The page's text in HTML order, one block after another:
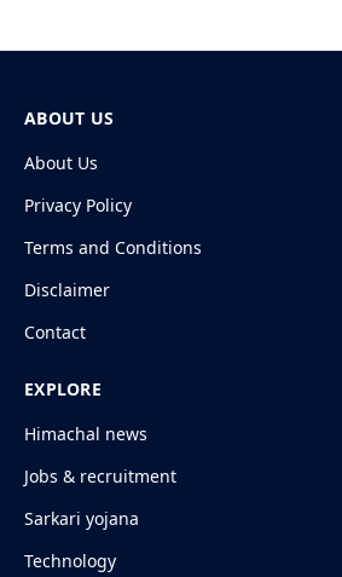
ABOUT US
About Us
Privacy Policy
Terms and Conditions
Disclaimer
Contact
EXPLORE
Himachal news
Jobs & recruitment
Sarkari yojana
Technology